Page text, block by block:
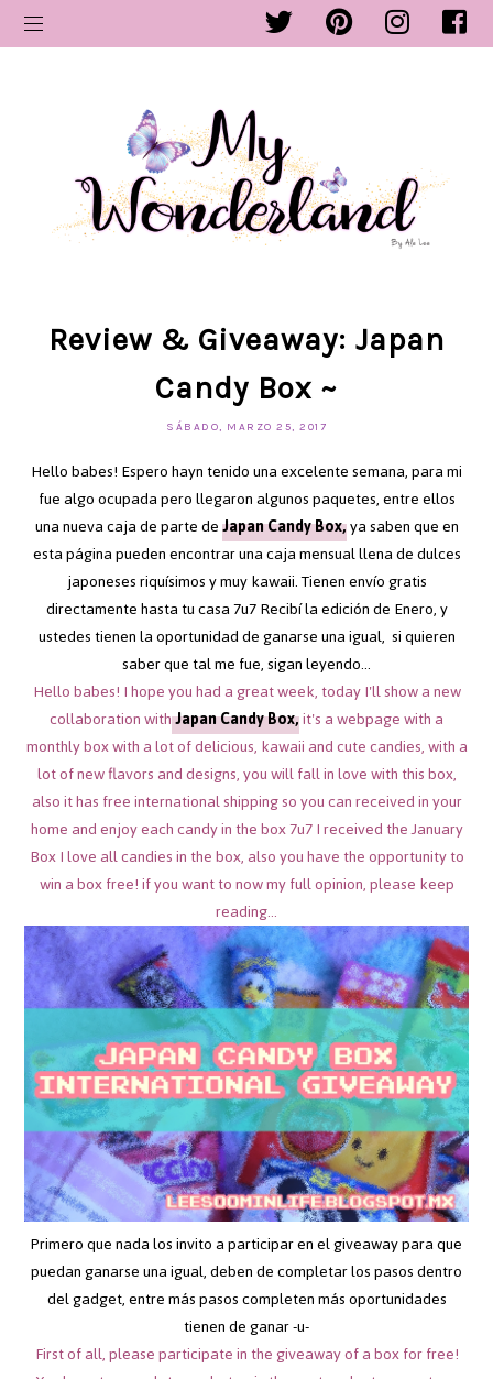
Review & Giveaway: Japan
Candy Box ~
SÁBADO, MARZO 25, 2017
Hello babes! Espero hayn tenido una excelente semana, para mi
fue algo ocupada pero llegaron algunos paquetes, entre ellos
una nueva caja de parte deJapan Candy Box,ya saben que en
esta página pueden encontrar una caja mensual llena de dulces
japoneses riquísimos y muy kawaii. Tienen envío gratis
directamente hasta tu casa 7u7 Recibí la edición de Enero, y
ustedes tienen la oportunidad de ganarse una igual, si quieren
saber que tal me fue, sigan leyendo...
Hello babes! I hope you had a great week, today I'll show a new
collaboration withJapan Candy Box,it's a webpage with a
monthly box with a lot of delicious, kawaii and cute candies, with a
lot of new flavors and designs, you will fall in love with this box,
also it has free international shipping so you can received in your
home and enjoy each candy in the box 7u7 I received the January
Box I love all candies in the box, also you have the opportunity to
win a box free! if you want to now my full opinion, please keep
reading...
Primero que nada los invito a participar en el giveaway para que
puedan ganarse una igual, deben de completar los pasos dentro
del gadget, entre más pasos completen más oportunidades
tienen de ganar -u-
First of all, please participate in the giveaway of a box for free!